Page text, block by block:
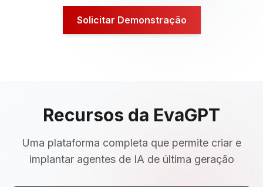
Solicitar Demonstração
Recursos da EvaGPT
Uma plataforma completa que permite criar e
implantar agentes de IA de última geração